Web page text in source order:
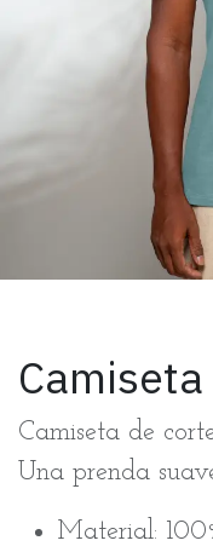
Camiseta de
Una prenda
Material: